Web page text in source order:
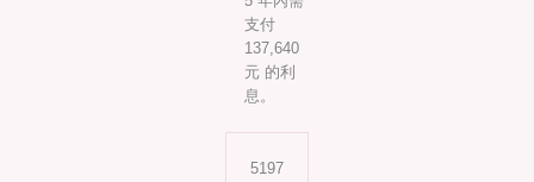
支付
137,640
元 的利
息。
5197